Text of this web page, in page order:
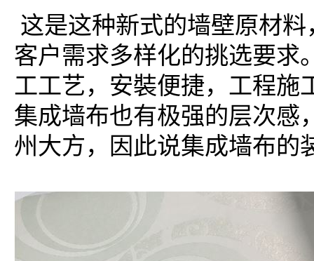
这是这种新式的墙壁原材
客户需求多样化的挑选要求
工工艺，安裝便捷，工程施
集成墙布也有极强的层次感
州大方，因此说集成墙布的